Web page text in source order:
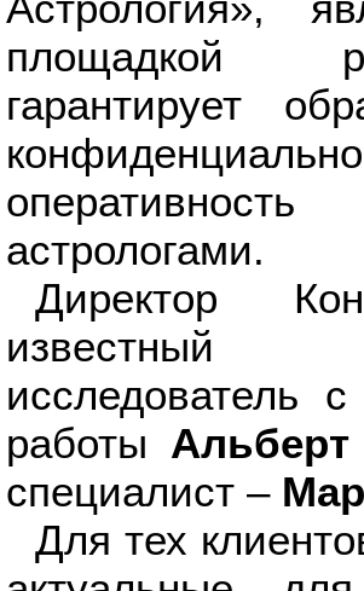
площадкой
гарантирует
астрологами.
Директор
известный
исследователь
работы
специалист –
Для тех